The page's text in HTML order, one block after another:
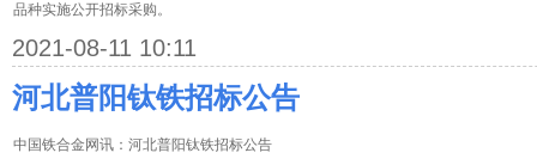
品种实施公开招标采购。
2021-08-11 10:11
河北普阳钛铁招标公告
中国铁合金网讯：河北普阳钛铁招标公告